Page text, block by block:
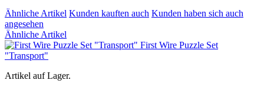
Ähnliche Artikel Kunden kauften auch Kunden haben sich auch
angesehen
Ähnliche Artikel
First Wire Puzzle Set
"Transport"
Artikel auf Lager.